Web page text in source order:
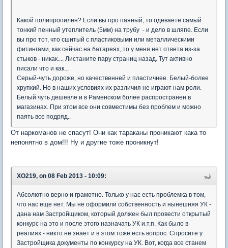
Какой полипропилен? Если вы про паяный, то одеваете самый
тонкий пенный утеплитель (5мм) на трубу - и дело в шляпе. Если
вы про тот, что сшитый с пластиковыми или металлическими
фитингами, как сейчас на батареях, то у меня нет ответа из-за
стыков - никак.... Листаните пару страниц назад. Тут активно
писали что и как...
Серый-чуть дороже, но качественней и пластичнее. Белый-более
хрупкий. Но в наших условиях их различия не играют нам роли.
Белый чуть дешевле и в Раменском более распространен в
магазинах. При этом все они совместимы без проблем и можно
паять все подряд..
От наркоманов не спасут! Они как тараканы проникают кака то
непонятно в дом!!! Ну и другие тоже проникнут!
XO219, on 08 Feb 2013 - 10:09:
Абсолютно верно и грамотно. Только у нас есть проблемка в том,
что нас еще нет. Мы не оформили собственность и нынешняя УК -
дана нам Застройщиком, который должен был провести открытый
конкурс на это и после этого назначать УК и.т.п. Как было в
реалиях - никто не знает и в этом тоже есть вопрос. Спросите у
Застройщика документы по конкурсу на УК. Вот, когда все станем